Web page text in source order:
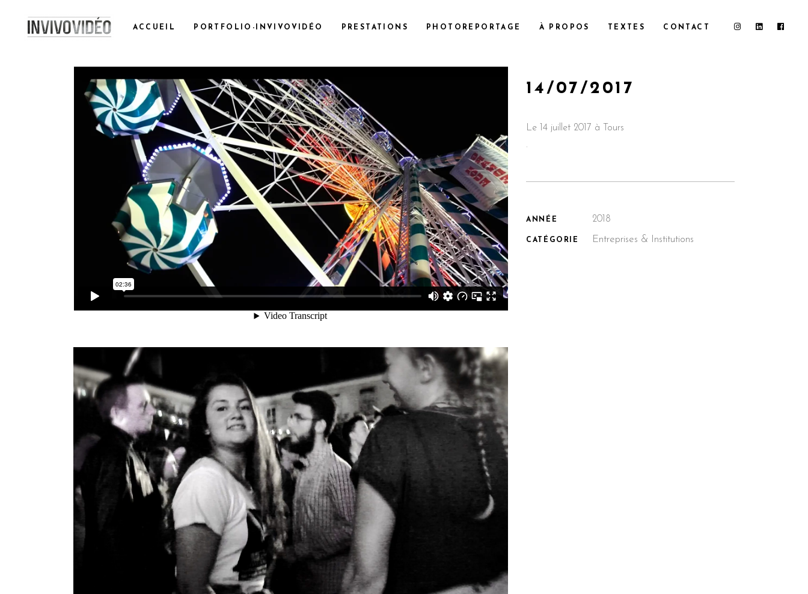
ACCUEIL PORTFOLIO-INVIVOVIDÉO PRESTATIONS PHOTOREPORTAGE À PROPOS TEXTES CONTACT
14/07/2017
Le 14 juillet 2017 à Tours
.
ANNÉE 2018
CATÉGORIE Entreprises & Institutions